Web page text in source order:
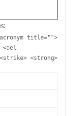
title="">
<del
<strong>